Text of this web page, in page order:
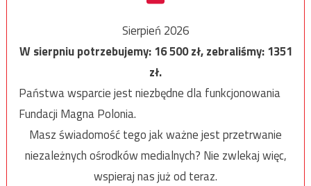
Sierpień 2026
W sierpniu potrzebujemy:16 500zł, zebraliśmy:1351
zł.
Państwa wsparcie jest niezbędne dla funkcjonowania
Fundacji Magna Polonia.
Masz świadomość tego jak ważne jest przetrwanie
niezależnych ośrodków medialnych? Nie zwlekaj więc,
wspieraj nas już od teraz.